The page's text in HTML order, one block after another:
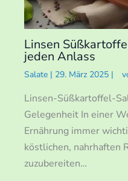
Linsen
jeden Anlass
Salate | 29. März 2025 |
Linsen-Süßkartoffel-
Gelegenheit In einer
Ernährung immer
köstlichen, nahrhaften
zuzubereiten…